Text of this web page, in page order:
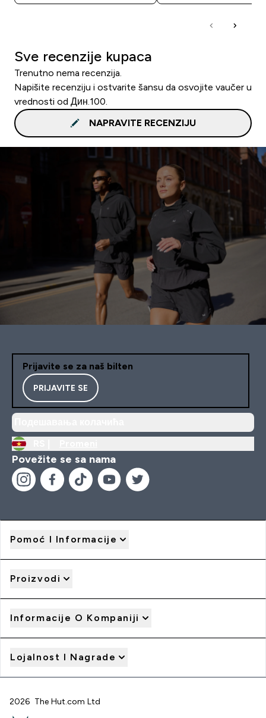
Sve recenzije kupaca
Trenutno nema recenzija.
Napišite recenziju i ostvarite šansu da osvojite vaučer u
vrednosti od Дин.100.
NAPRAVITE RECENZIJU
Prijavite se za naš bilten
PRIJAVITE SE
Povežite se sa nama
Pomoć I Informacije
Proizvodi
Informacije O Kompaniji
Lojalnost I Nagrade
2026 The Hut.com Ltd